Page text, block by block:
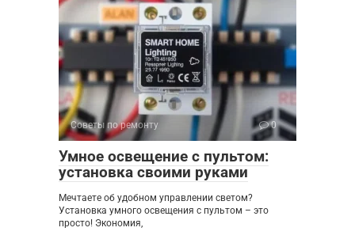
Советы по ремонту 0
Умное освещение с пультом:
установка своими руками
Мечтаете об удобном управлении светом?
Установка умного освещения с пультом – это
просто! Экономия,